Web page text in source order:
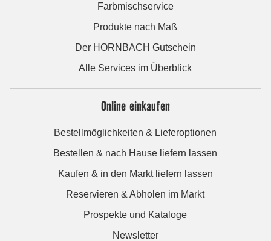
Farbmischservice
Produkte nach Maß
Der HORNBACH Gutschein
Alle Services im Überblick
Online einkaufen
Bestellmöglichkeiten & Lieferoptionen
Bestellen & nach Hause liefern lassen
Kaufen & in den Markt liefern lassen
Reservieren & Abholen im Markt
Prospekte und Kataloge
Newsletter